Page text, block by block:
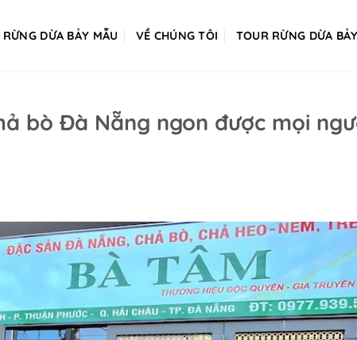
RỪNG DỪA BẢY MẪU VỀ CHÚNG TÔI TOUR RỪNG DỪA
bò Đà Nẵng ngon được mọi